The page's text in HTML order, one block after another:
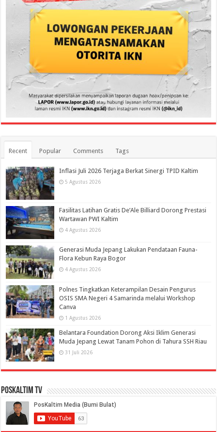
Recent Popular Comments Tags
Inflasi Juli 2026 Terjaga Berkat Sinergi TPID Kaltim
5 Agustus 2026
Fasilitas Latihan Gratis De’Ale Billiard Dorong Prestasi
Wartawan PWI Kaltim
4 Agustus 2026
Generasi Muda Jepang Lakukan Pendataan Fauna-
Flora Kebun Raya Bogor
4 Agustus 2026
Polnes Tingkatkan Keterampilan Desain Pengurus
OSIS SMA Negeri 4 Samarinda melalui Workshop
Canva
1 Agustus 2026
Belantara Foundation Dorong Aksi Iklim Generasi
Muda Jepang Lewat Tanam Pohon di Tahura SSH Riau
31 Juli 2026
PosKaltim TV